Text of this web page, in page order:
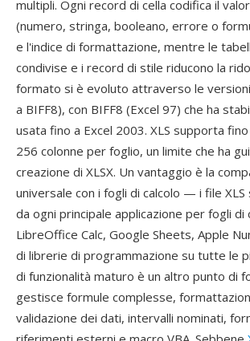
multipli. Ogni record di cella codifica il
(numero, stringa, booleano, errore o
e l'indice di formattazione, mentre le
condivise e i record di stile riducono la
formato si è evoluto attraverso le versioni
a BIFF8), con BIFF8 (Excel 97) che ha
usata fino a Excel 2003. XLS supporta
256 colonne per foglio, un limite che ha
creazione di XLSX. Un vantaggio è la
universale con i fogli di calcolo — i file XLS
da ogni principale applicazione per fogli di
LibreOffice Calc, Google Sheets, Apple
di librerie di programmazione su tutte le
di funzionalità maturo è un altro punto di
gestisce formule complesse,
validazione dei dati, intervalli nominati,